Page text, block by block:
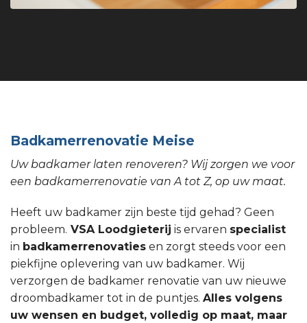
Badkamerrenovatie Meise
Uw badkamer laten renoveren? Wij zorgen we voor
een badkamerrenovatie van A tot Z, op uw maat.
Heeft uw badkamer zijn beste tijd gehad? Geen
probleem. VSA Loodgieterij is ervaren specialist
in badkamerrenovaties en zorgt steeds voor een
piekfijne oplevering van uw badkamer. Wij
verzorgen de badkamer renovatie van uw nieuwe
droombadkamer tot in de puntjes. Alles volgens
uw wensen en budget, volledig op maat, maar